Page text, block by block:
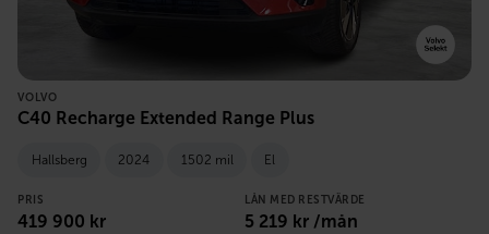
VOLVO
C40 Recharge Extended Range Plus
Hallsberg 2024 1502 mil El
PRIS
419 900 kr
LÅN MED RESTVÄRDE
5 219 kr /mån